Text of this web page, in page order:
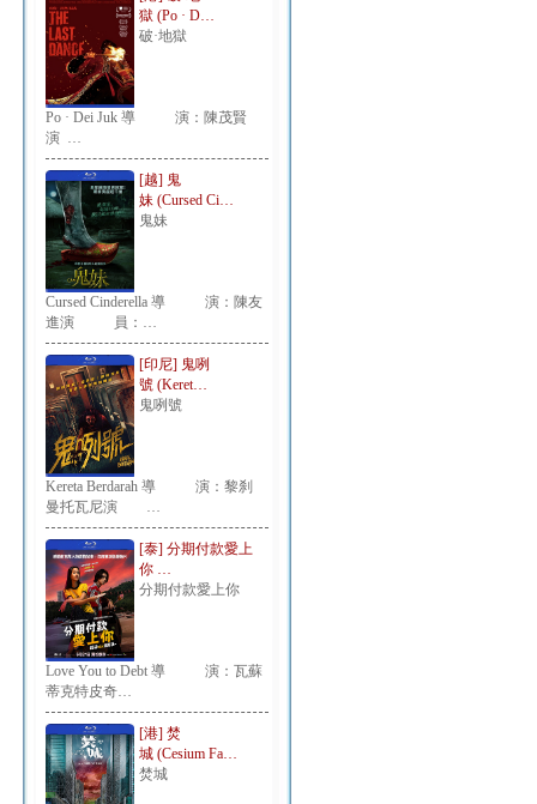
獄 (Po · D…
破·地獄
Po · Dei Juk 導 演：陳茂賢
演 …
[越] 鬼
妹 (Cursed Ci…
鬼妹
Cursed Cinderella 導 演：陳友
進演 員：…
[印尼] 鬼咧
號 (Keret…
鬼咧號
Kereta Berdarah 導 演：黎刹
曼托瓦尼演 …
[泰] 分期付款愛上
你 …
分期付款愛上你
Love You to Debt 導 演：瓦蘇
蒂克特皮奇…
[港] 焚
城 (Cesium Fa…
焚城